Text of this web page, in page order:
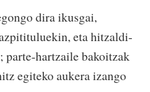
dira ikusgai,
eta hitzaldi-
parte-hartzaile bakoitzak
egiteko aukera izango